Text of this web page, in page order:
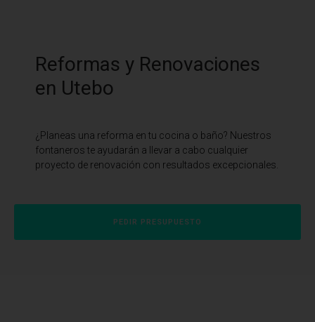
Reformas y Renovaciones
en Utebo
¿Planeas una reforma en tu cocina o baño? Nuestros
fontaneros te ayudarán a llevar a cabo cualquier
proyecto de renovación con resultados excepcionales.
PEDIR PRESUPUESTO